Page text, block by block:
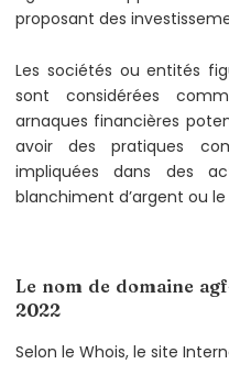
proposant des
Les sociétés ou entités
sont considérées
arnaques financières
avoir des pratiques
impliquées dans des
blanchiment d’argent ou
Le nom de domaine
2022
Selon le Whois, le site